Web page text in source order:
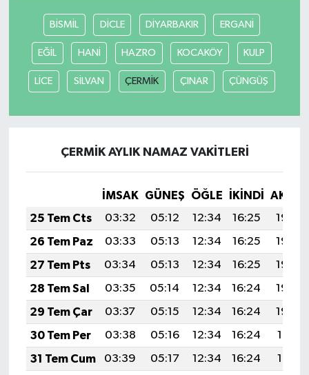
BİSMİL DİCLE DİYARBAKIR ERGANİ
EĞİL HANİ HAZRO KOCAKÖY KULP
LİCE SİLVAN ÇERMİK ÇINAR ÇÜNGÜŞ
ÇERMİK AYLIK NAMAZ VAKITLERI
İMSAK GÜNEŞ ÖĞLE İKINDI
25 Tem Cts
03:32 05:12 12:34 16:25
19:46
26 Tem Paz
03:33 05:13 12:34 16:25
19:45
27 Tem Pts
03:34 05:13 12:34 16:25
19:44
28 Tem Sal
03:35 05:14 12:34 16:24
19:43
29 Tem Çar
03:37 05:15 12:34 16:24
19:42
30 Tem Per
03:38 05:16 12:34 16:24
19:41
31 Tem Cum
03:39 05:17 12:34 16:24
19:41